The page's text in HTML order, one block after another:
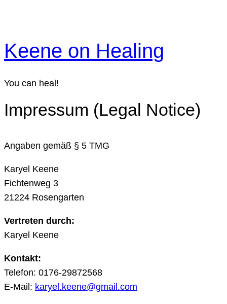
content
Keene on Healing
You can heal!
Impressum (Legal Notice)
Angaben gemäß § 5 TMG
Karyel Keene
Fichtenweg 3
21224 Rosengarten
Vertreten durch:
Karyel Keene
Kontakt:
Telefon: 0176-29872568
E-Mail: karyel.keene@gmail.com